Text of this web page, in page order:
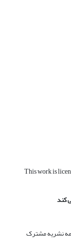
This work is
نشریه مشترک